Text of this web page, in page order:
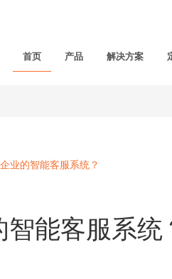
首页 产品 解决方案
业的智能客服系统？
能客服系统